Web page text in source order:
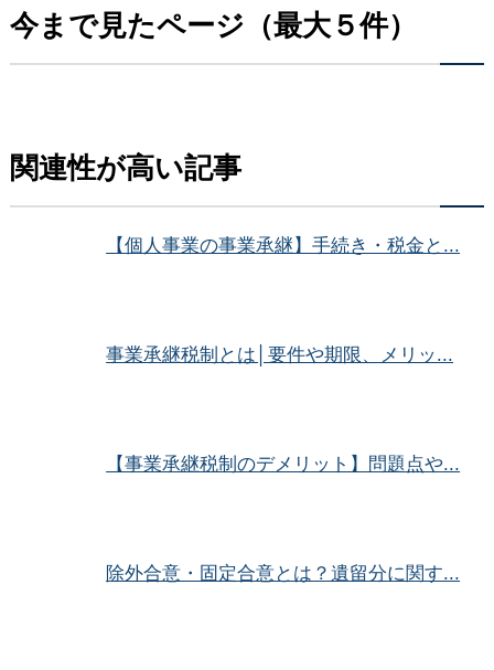
今まで見たページ（最大５件）
関連性が高い記事
【個人事業の事業承継】手続き・税金と...
事業承継税制とは│要件や期限、メリッ...
【事業承継税制のデメリット】問題点や...
除外合意・固定合意とは？遺留分に関す...